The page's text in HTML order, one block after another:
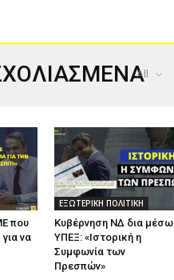
All
που
να
ΕΞΩΤΕΡΙΚΗ ΠΟΛΙΤΙΚΗ
Κυβέρνηση ΝΔ δια μέσω
ΥΠΕΞ: «Ιστορική η
Συμφωνία των
Πρεσπών»